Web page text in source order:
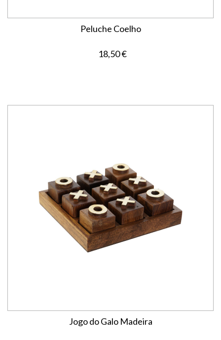
Peluche Coelho
18,50 €
Jogo do Galo Madeira